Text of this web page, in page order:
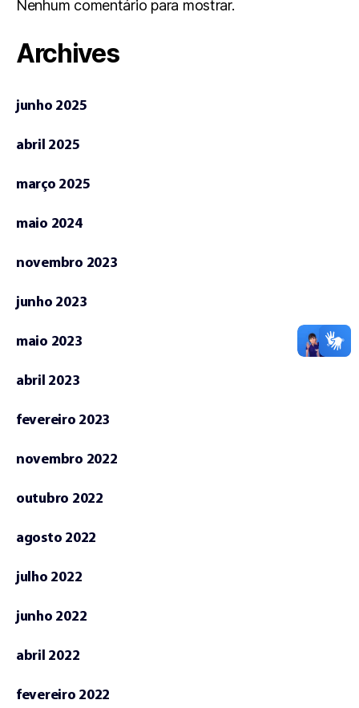
Nenhum comentário para mostrar.
Archives
junho 2025
abril 2025
março 2025
maio 2024
novembro 2023
junho 2023
maio 2023
abril 2023
fevereiro 2023
novembro 2022
outubro 2022
agosto 2022
julho 2022
junho 2022
abril 2022
fevereiro 2022